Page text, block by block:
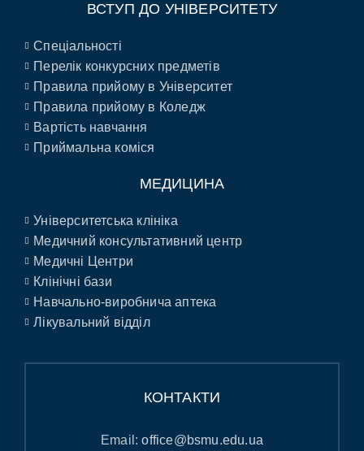
ВСТУП ДО УНІВЕРСИТЕТУ
Спеціальності
Перелік конкурсних предметів
Правила прийому в Університет
Правила прийому в Коледж
Вартість навчання
Приймальна коміся
МЕДИЦИНА
Університетська клініка
Медичний консультативний центр
Медичні Центри
Клінічні бази
Навчально-виробнича аптека
Лікувальний відділ
КОНТАКТИ
Email:office@bsmu.edu.ua